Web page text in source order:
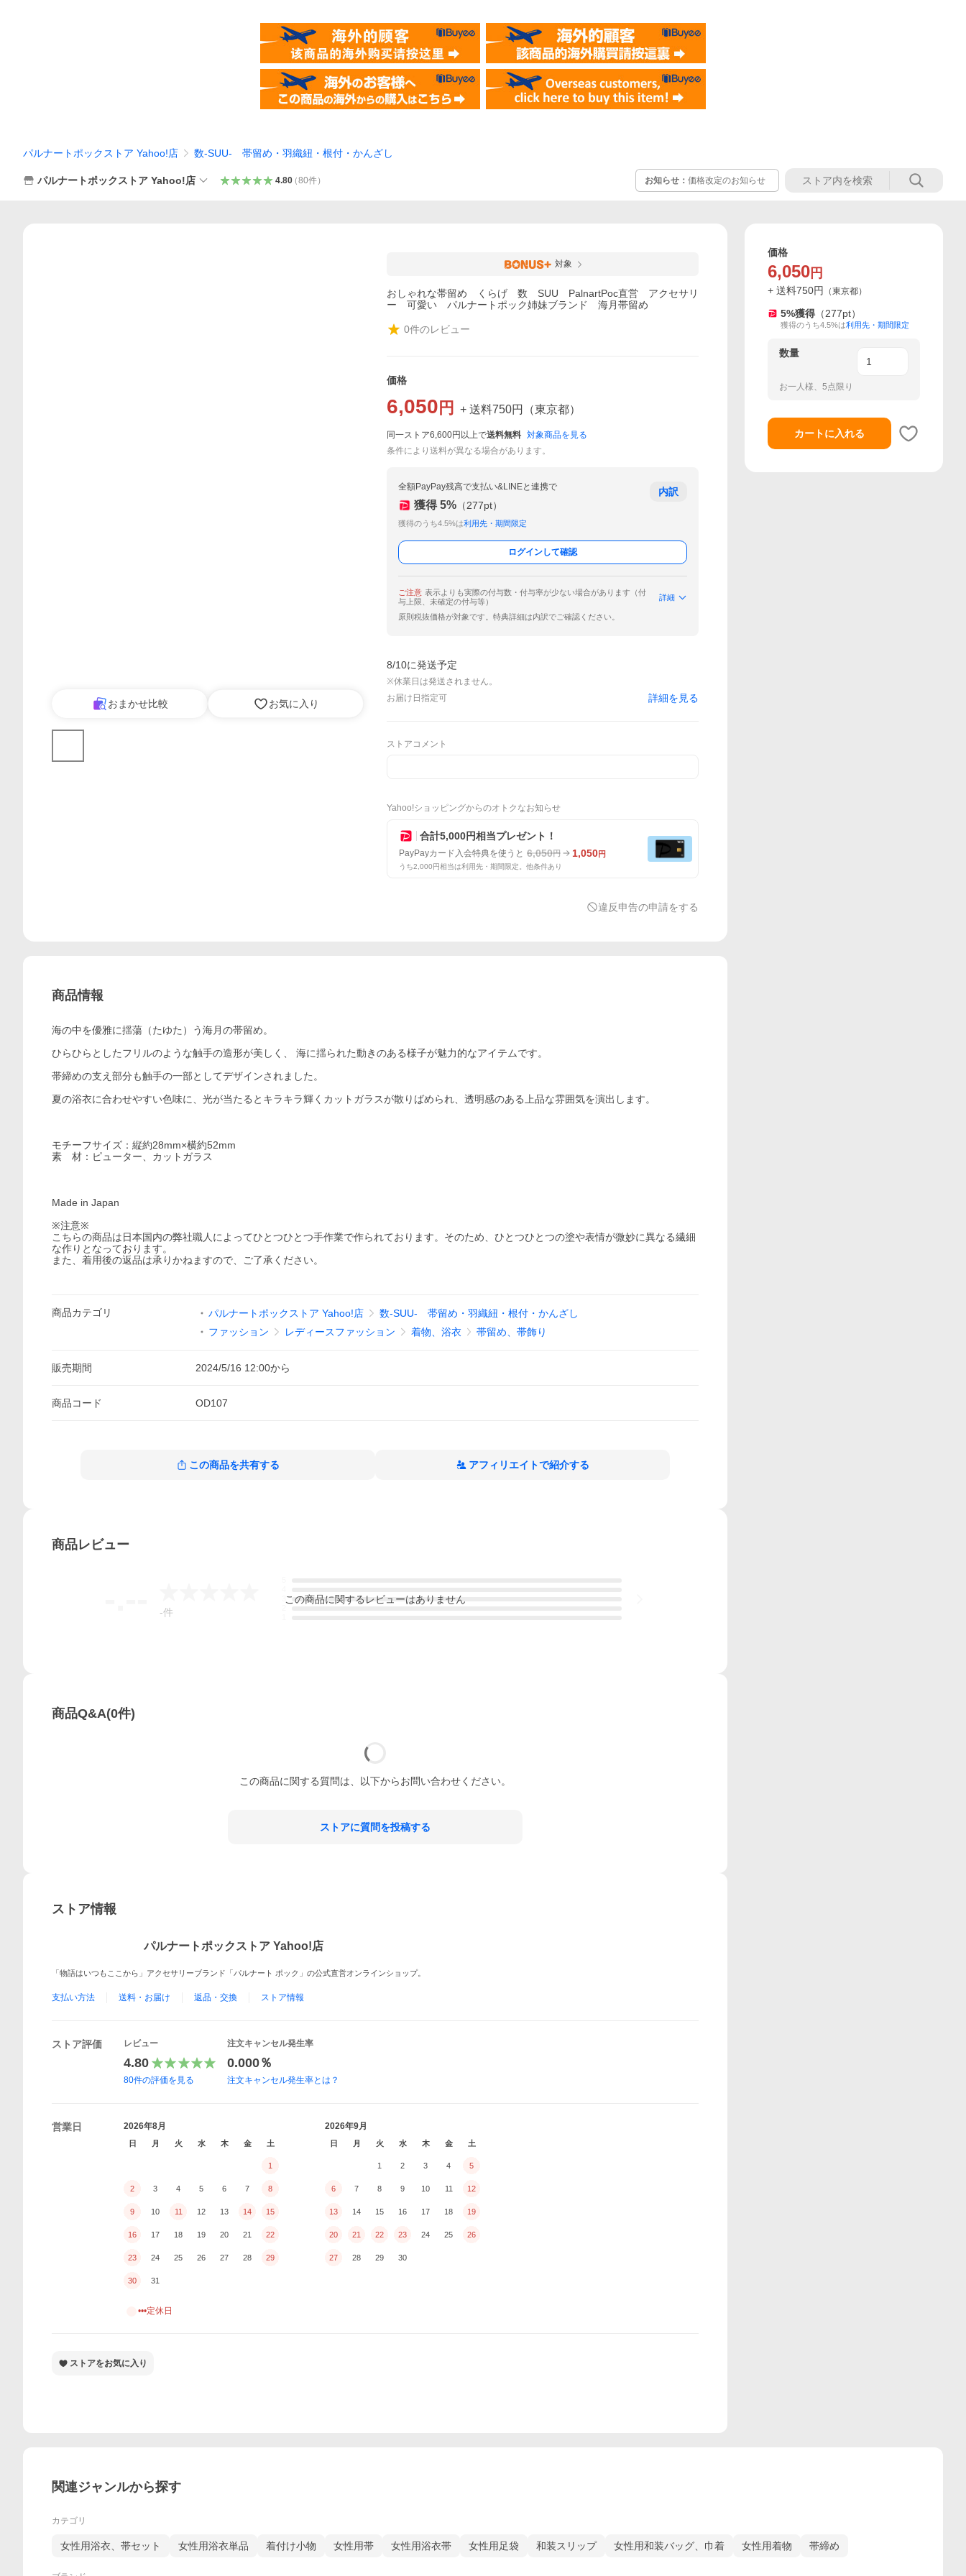
パルナートポックストア Yahoo!店 数-SUU- 帯留め・羽織紐・根付・かんざし
パルナートポックストア Yahoo!店 4.80（80件） お知らせ： 価格改定のお知らせ
おまかせ比較 お気に入り
対象
おしゃれな帯留め くらげ 数 SUU PalnartPoc直営 アクセサリ
ー 可愛い パルナートポック姉妹ブランド 海月帯留め
0件のレビュー
価格
6,050 円 + 送料750円 （東京都）
同一ストア6,600円以上で送料無料 対象商品を見る
条件により送料が異なる場合があります。
全額PayPay残高で支払い&LINEと連携で
獲得 5% （277pt）
獲得のうち4.5%は利用先・期間限定
内訳
ログインして確認
ご注意 表示よりも実際の付与数・付与率が少ない場合があります（付
与上限、未確定の付与等）
詳細
原則税抜価格が対象です。特典詳細は内訳でご確認ください。
8/10に発送予定
※休業日は発送されません。
お届け日指定可
詳細を見る
ストアコメント
Yahoo!ショッピングからのオトクなお知らせ
合計5,000円相当プレゼント！
PayPayカード入会特典を使うと 6,050円 1,050円
うち2,000円相当は利用先・期間限定。他条件あり
違反申告の申請をする
商品情報
海の中を優雅に揺蕩（たゆた）う海月の帯留め。
ひらひらとしたフリルのような触手の造形が美しく、 海に揺られた動きのある様子が魅力的なアイテムです。
帯締めの支え部分も触手の一部としてデザインされました。
夏の浴衣に合わせやすい色味に、光が当たるとキラキラ輝くカットガラスが散りばめられ、透明感のある上品な雰囲気を演出します。
モチーフサイズ：縦約28mm×横約52mm
素 材：ピューター、カットガラス
Made in Japan
※注意※
こちらの商品は日本国内の弊社職人によってひとつひとつ手作業で作られております。そのため、ひとつひとつの塗や表情が微妙に異なる繊細
な作りとなっております。
また、着用後の返品は承りかねますので、ご了承ください。
商品カテゴリ パルナートポックストア Yahoo!店
数-SUU- 帯留め・羽織紐・根付・かんざし
ファッション
レディースファッション 着物、浴衣 帯留め、帯飾り
販売期間 2024/5/16 12:00から
商品コード OD107
この商品を共有する アフィリエイトで紹介する
商品レビュー
-件
この商品に関するレビューはありません
商品Q&A(0件)
この商品に関する質問は、以下からお問い合わせください。
ストアに質問を投稿する
ストア情報
パルナートポックストア Yahoo!店
「物語はいつもここから」アクセサリーブランド「パルナート ポック」の公式直営オンラインショップ。
支払い方法 送料・お届け 返品・交換 ストア情報
ストア評価 レビュー
4.80
80件の評価を見る
注文キャンセル発生率
0.000％
注文キャンセル発生率とは？
営業日 2026年8月
日 月 火 水 木 金 土
1
2 3 4 5 6 7 8
9 10 11 12 13 14 15
16 17 18 19 20 21 22
23 24 25 26 27 28 29
30 31
2026年9月
日 月 火 水 木 金 土
1 2 3 4 5
6 7 8 9 10 11 12
13 14 15 16 17 18 19
20 21 22 23 24 25 26
27 28 29 30
•••定休日
ストアをお気に入り
価格
6,050 円
+ 送料750円 （東京都）
5%獲得 （277pt）
獲得のうち4.5%は利用先・期間限定
数量
お一人様、5点限り
カートに入れる
関連ジャンルから探す
カテゴリ
女性用浴衣、帯セット 女性用浴衣単品 着付け小物 女性用帯 女性用浴衣帯 女性用足袋 和装スリップ 女性用和装バッグ、巾着 女性用着物 帯締め